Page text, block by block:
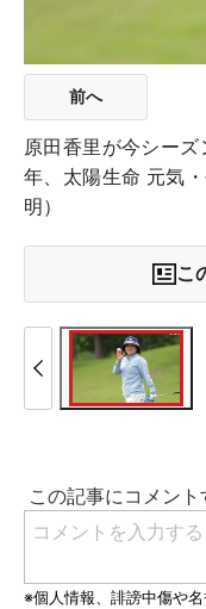
前へ
原田香里が今シー
年、太陽生命 元気
明）
こ